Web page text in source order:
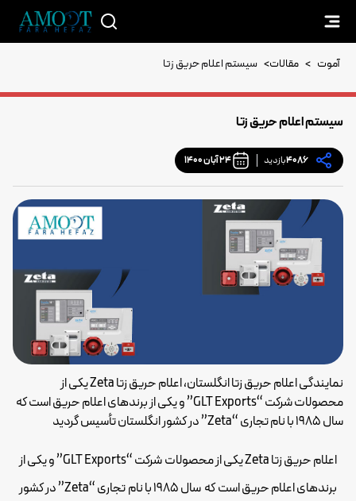
آموت > مقالات> سیستم اعلام حریق زتا
سیستم اعلام حریق زتا
4086بازدید 24 آبان 1400
نمایندگی اعلام حریق زتا انگلستان، اعلام حریق زتا Zeta یکی از
محصولات شرکت “GLT Exports” و یکی از برندهای اعلام حریق است که
سال ۱۹۸۵ با نام تجاری “Zeta” در کشور انگلستان تأسیس گردید
اعلام حریق زتا Zeta یکی از محصولات شرکت “GLT Exports” و یکی از
برندهای اعلام حریق است که سال ۱۹۸۵ با نام تجاری “Zeta” در کشور